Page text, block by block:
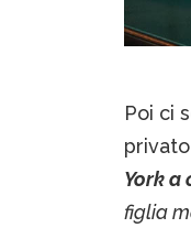
Poi ci
York a
figlia